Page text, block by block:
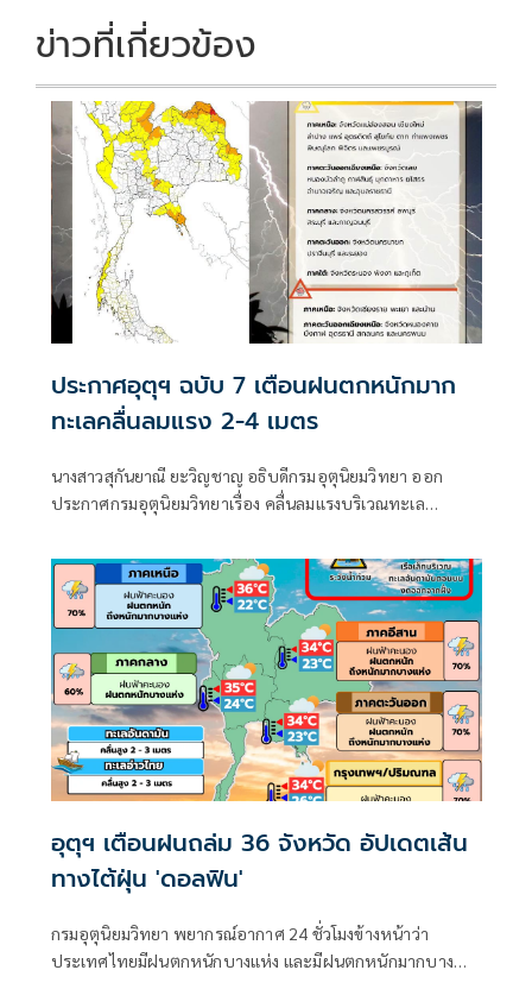
ข่าวที่เกี่ยวข้อง
ประกาศอุตุฯ ฉบับ 7 เตือนฝนตกหนักมาก
ทะเลคลื่นลมแรง 2-4 เมตร
นางสาวสุกันยาณี ยะวิญชาญ อธิบดีกรมอุตุนิยมวิทยา ออก
ประกาศกรมอุตุนิยมวิทยาเรื่อง คลื่นลมแรงบริเวณทะเล
มากบริเวณประเทศไทย
อุตุฯ เตือนฝนถล่ม 36 จังหวัด อัปเดตเส้น
ทางไต้ฝุ่น 'ดอลฟิน'
กรมอุตุนิยมวิทยา พยากรณ์อากาศ 24 ชั่วโมงข้างหน้าว่า
ประเทศไทยมีฝนตกหนักบางแห่ง และมีฝนตกหนักมากบาง